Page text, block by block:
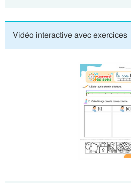
Vidéo interactive avec exercices